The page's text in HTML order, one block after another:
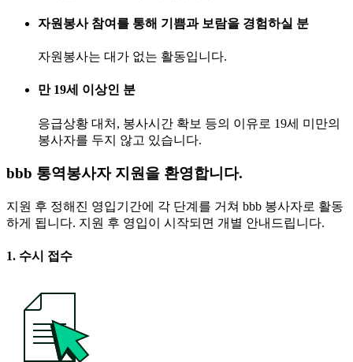
자원봉사 참여를 통해 기쁨과 보람을 경험하실 분
자원봉사는 대가 없는 활동입니다.
만 19세 이상인 분
응급상황 대처, 봉사시간 확보 등의 이유로 19세 미만의
봉사자를 두지 않고 있습니다.
bbb 통역봉사자 지원을 환영합니다.
지원 후 정해진 영입기간에 각 단계를 거쳐 bbb 봉사자로 활동
하게 됩니다. 지원 후 영입이 시작되면 개별 안내드립니다.
1. 수시 접수